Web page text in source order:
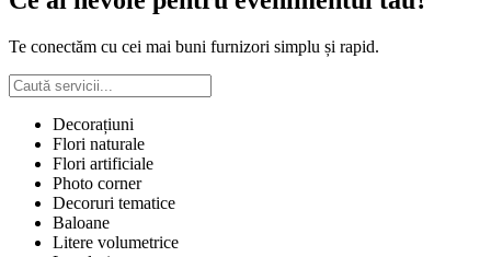
Te conectăm cu cei mai buni furnizori simplu și rapid.
Decorațiuni
Flori naturale
Flori artificiale
Photo corner
Decoruri tematice
Baloane
Litere volumetrice